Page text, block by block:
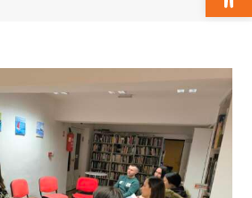
I PROJEKTI